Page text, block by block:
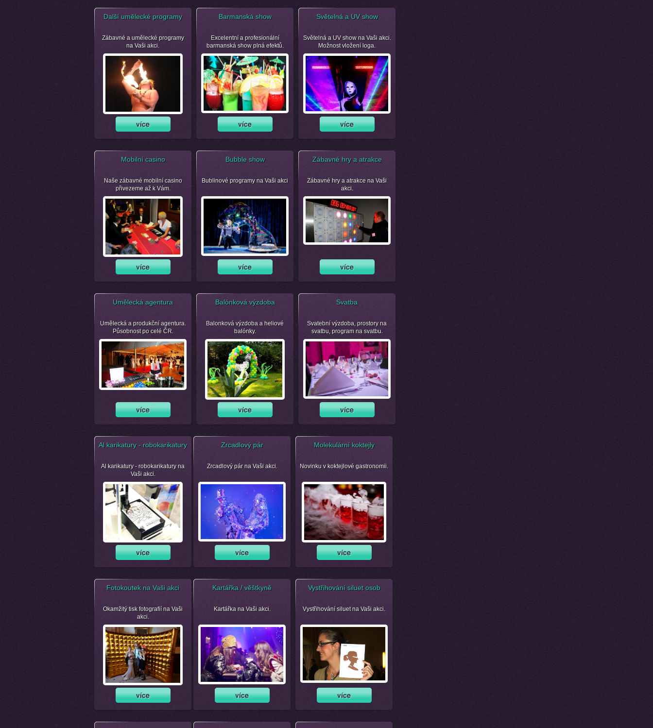
Další umělecké programy
Zábavné a umělecké programy
na Vaši akci.
Barmanská show
Excelentní a profesionální
barmanská show plná efektů.
Světelná a UV show
Světelná a UV show na Vaši akci.
Možnost vložení loga.
Mobilní casino
Naše zábavné mobilní casino
přivezeme až k Vám.
Bubble show
Bublinové programy na Vaši akci
Zábavné hry a atrakce
Zábavné hry a atrakce na Vaši
akci.
Umělecká agentura
Umělecká a produkční agentura.
Působnost po celé ČR.
Balónková výzdoba
Balonková výzdoba a heliové
balónky.
Svatba
Svatební výzdoba, prostory na
svatbu, program na svatbu.
Al karikatury - robokarikatury
Al karikatury - robokarikatury na
Vaši akci.
Zrcadlový pár
Zrcadlový pár na Vaši akci.
Molekulární koktejly
Novinku v koktejlové gastronomii.
Fotokoutek na Vaši akci
Okamžitý tisk fotografií na Vaši
akci.
Kartářka / věštkyně
Kartářka na Vaši akci.
Vystřihování siluet osob
Vystřihování siluet na Vaši akci.